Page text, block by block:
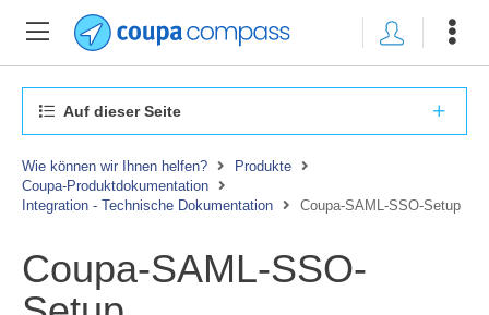
Auf dieser Seite
Wie können wir Ihnen helfen?
Produkte
Coupa-Produktdokumentation
Integration - Technische Dokumentation
Coupa-SAML-SSO-Setup
Coupa-SAML-SSO-